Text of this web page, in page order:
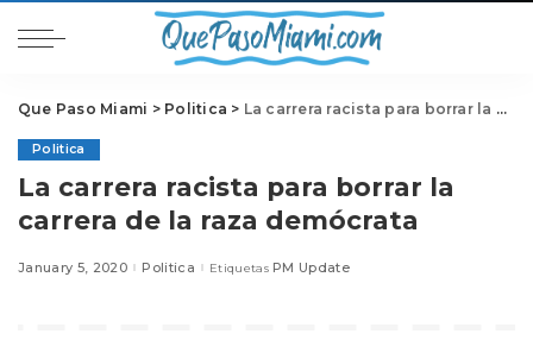
Que Paso Miami > Politica > La carrera racista para borrar la carrera de la raza demócrata
Politica
La carrera racista para borrar la
carrera de la raza demócrata
January 5, 2020 Politica Etiquetas PM Update